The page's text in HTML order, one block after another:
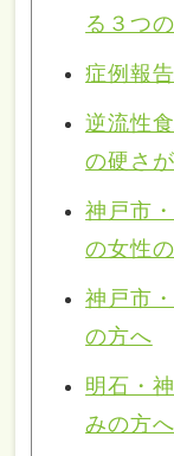
る３つ
症例報
逆流性
の硬さ
神戸市
の女性
神戸市
の方へ
明石・
みの方